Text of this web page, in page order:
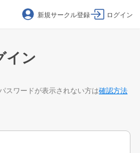
新規サークル登録 ログイン
イン
スワードが表示されない方は確認方法